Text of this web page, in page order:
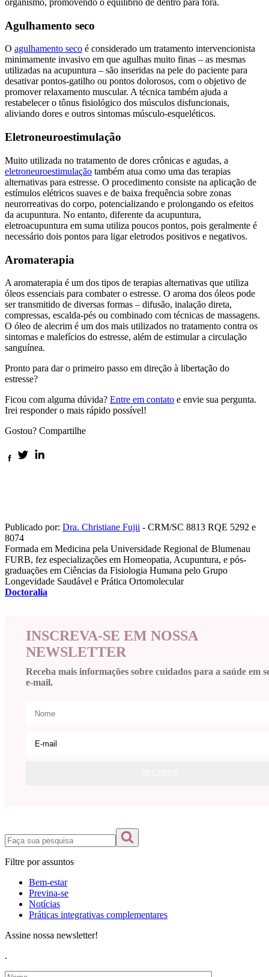
organismo, promovendo o equilíbrio de dentro para fora.
Agulhamento seco
O agulhamento seco é considerado um tratamento intervencionista
minimamente invasivo em que agulhas muito finas – as mesmas
utilizadas na acupuntura – são inseridas na pele do paciente para
desativar pontos-gatilho ou pontos dolorosos, com o objetivo de
promover relaxamento muscular. A técnica também ajuda a
restabelecer o tônus fisiológico dos músculos disfuncionais,
aliviando dores e outros sintomas músculo-esqueléticos.
Eletroneuroestimulação
Muito utilizada no tratamento de dores crônicas e agudas, a
eletroneuroestimulação também atua como uma das terapias
alternativas para estresse. O procedimento consiste na aplicação de
estímulos elétricos suaves e de baixa frequência sobre zonas
neurorreativas do corpo, potencializando e prolongando os efeitos
da acupuntura. No entanto, diferente da acupuntura,
eletroacupuntura em suma utiliza poucos pontos, pois geralmente é
necessário dois pontos para ligar eletrodos positivos e negativos.
Aromaterapia
A aromaterapia é um dos tipos de terapias alternativas que utiliza
óleos essenciais para combater o estresse. O aroma dos óleos pode
ser transmitido de diversas formas – difusão, inalação direta,
compressas, escalda-pés ou combinado com técnicas de massagens.
O óleo de alecrim é um dos mais utilizados no tratamento contra os
sintomas e malefícios do estresse, além de estimular a circulação
sanguínea.
Pronto para dar o primeiro passo em direção à libertação do
estresse?
Ficou com alguma dúvida? Entre em contato e envie sua pergunta.
Irei responder o mais rápido possível!
Gostou? Compartilhe
Publicado por: Dra. Christiane Fujii - CRM/SC 8813 RQE 5292 e
8074
Formada em Medicina pela Universidade Regional de Blumenau
FURB, fez especializações em Homeopatia, Acupuntura, e pós-
graduações em Ciências da Fisiologia Humana pelo Grupo
Longevidade Saudável e Prática Ortomolecular
Doctoralia
INSCREVA-SE EM NOSSA
NEWSLETTER
Receba mais informações sobre cuidados para a saúde em
e-mail.
Filtre por assuntos
Bem-estar
Previna-se
Notícias
Práticas integrativas complementares
Assine nossa newsletter!
.